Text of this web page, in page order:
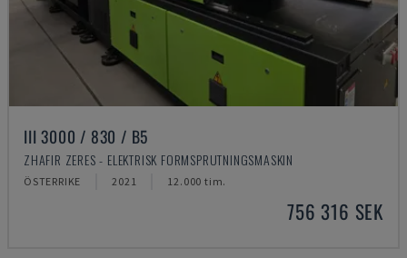
III 3000 / 830 / B5
ZHAFIR ZERES - ELEKTRISK FORMSPRUTNINGSMASKIN
ÖSTERRIKE 2021 12.000 tim.
756 316 SEK